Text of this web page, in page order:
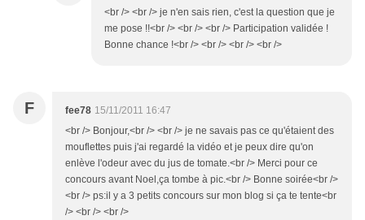
<br /> <br /> je n'en sais rien, c'est la question que je
me pose !!<br /> <br /> <br /> Participation validée !
Bonne chance !<br /> <br /> <br /> <br />
F fee78 15/11/2011 16:47
<br /> Bonjour,<br /> <br /> je ne savais pas ce qu'étaient des
mouflettes puis j'ai regardé la vidéo et je peux dire qu'on
enlève l'odeur avec du jus de tomate.<br /> Merci pour ce
concours avant Noel,ça tombe à pic.<br /> Bonne soirée<br />
<br /> ps:il y a 3 petits concours sur mon blog si ça te tente<br
/> <br /> <br />